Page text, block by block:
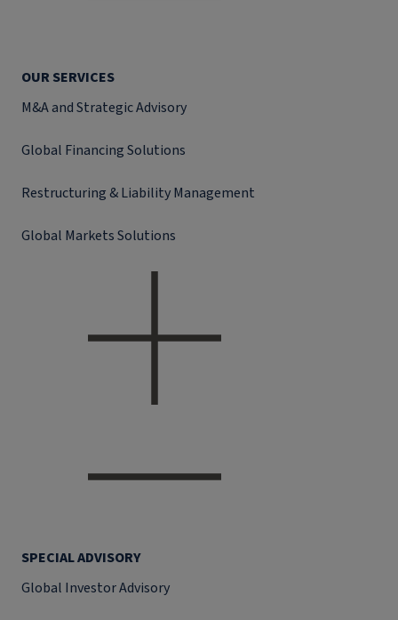
OUR SERVICES
M&A and Strategic Advisory
Global Financing Solutions
Restructuring & Liability Management
Global Markets Solutions
SPECIAL ADVISORY
Global Investor Advisory